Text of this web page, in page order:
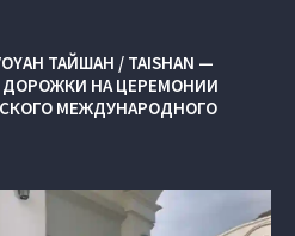
ТАЙШАН / TAISHAN —
ДОРОЖКИ НА ЦЕРЕМОНИИ
МЕЖДУНАРОДНОГО